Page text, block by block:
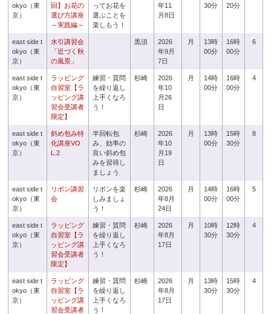
okyo（東
京）
回】お花の
選び方講座
～実践編～
ってお花を
選ぶことを
楽しもう！
年11
月8日
30分
20分
east side t
okyo（東
京）
水引講習会
「近づく秋
の風景」
黒須
2026
年9月
7日
月
13時
00分
16時
00分
6
east side t
okyo（東
京）
ラッピング
自習室【ラ
ッピング講
習会受講者
限定】
練習・質問
を繰り返し
上手くなろ
う！
杉崎
2026
年10
月26
日
月
14時
00分
16時
00分
4
east side t
okyo（東
京）
斜め包み特
化講座VO
L.2
半回転包
み、効率の
良い斜め包
みを習得し
ましょう
杉崎
2026
年10
月19
日
月
13時
00分
15時
30分
8
east side t
okyo（東
京）
リボン講習
会
リボンを楽
しみましょ
う！
杉崎
2026
年8月
24日
月
14時
00分
16時
00分
5
east side t
okyo（東
京）
ラッピング
自習室【ラ
ッピング講
習会受講者
限定】
練習・質問
を繰り返し
上手くなろ
う！
杉崎
2026
年8月
17日
月
10時
30分
12時
30分
4
east side t
okyo（東
京）
ラッピング
自習室【ラ
ッピング講
習会受講者
練習・質問
を繰り返し
上手くなろ
う！
杉崎
2026
年8月
17日
月
13時
30分
15時
30分
4